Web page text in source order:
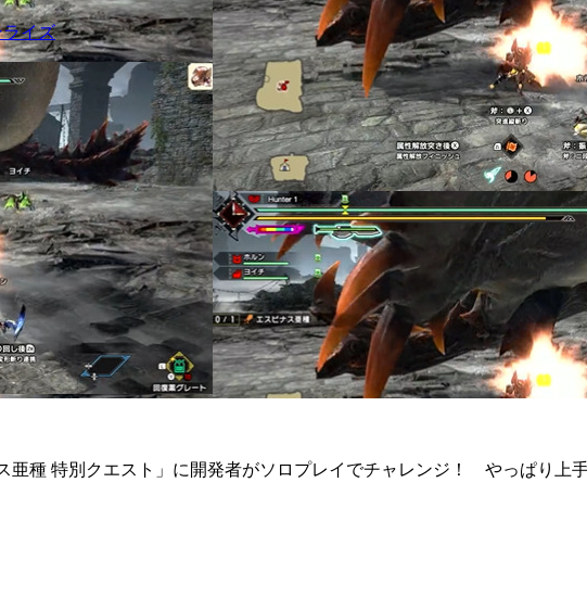
イズ
亜種 特別クエスト」に開発者がソロプレイでチャレンジ！ やっぱり上